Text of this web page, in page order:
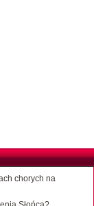
chorych na